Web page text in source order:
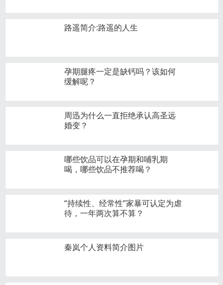
路遥简介:路遥的人生
孕期腿疼一定是缺钙吗？该如何
缓解呢？
周迅为什么一直拒绝承认高圣远
婚变？
哪些饮品可以在孕期和哺乳期
喝，哪些饮品不推荐喝？
“持续性、经常性”家暴可认定为虐
待，一年两次算不算？
秦岚个人资料简介图片